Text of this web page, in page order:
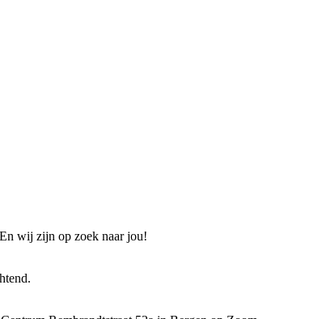
wij zijn op zoek naar jou!